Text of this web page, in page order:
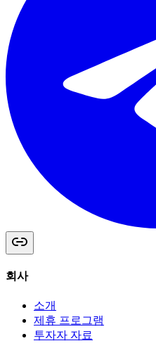
회사
소개
제휴 프로그램
투자자 자료